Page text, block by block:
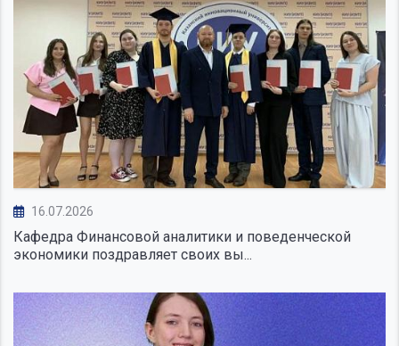
16.07.2026
Кафедра Финансовой аналитики и поведенческой
экономики поздравляет своих вы...